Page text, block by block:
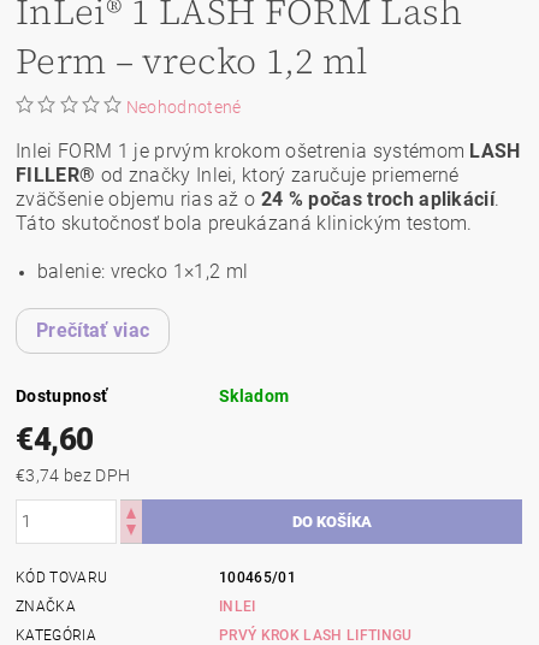
InLei® 1 LASH FORM Lash
Perm – vrecko 1,2 ml
Neohodnotené
Inlei FORM 1 je prvým krokom ošetrenia systémom LASH
FILLER® od značky Inlei, ktorý zaručuje priemerné
zväčšenie objemu rias až o 24 % počas troch aplikácií.
Táto skutočnosť bola preukázaná klinickým testom.
balenie: vrecko 1×1,2 ml
Prečítať viac
Dostupnosť Skladom
€4,60
€3,74 bez DPH
KÓD TOVARU
100465/01
ZNAČKA
INLEI
KATEGÓRIA
PRVÝ KROK LASH LIFTINGU